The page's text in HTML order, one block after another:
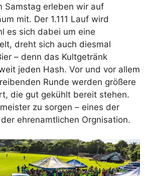
Samstag erleben wir auf
mit. Der 1.111 Lauf wird
es sich dabei um eine
dreht sich auch diesmal
– denn das Kultgetränk
jeden Hash. Vor und vor allem
Runde werden größere
die gut gekühlt bereit stehen.
zu sorgen – eines der
ehrenamtlichen Orgnisation.